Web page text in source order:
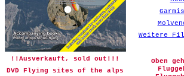
Weitere
!!Ausverkauft, sold out!!!
DVD Flying sites of the alps
Oben